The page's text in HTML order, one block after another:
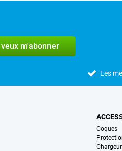
m'abonner
Les
Coques